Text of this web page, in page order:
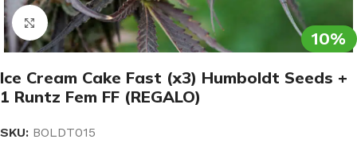
10%
Clic para ampliar
Ice Cream Cake Fast (x3) Humboldt Seeds +
1 Runtz Fem FF (REGALO)
SKU: BOLDT015